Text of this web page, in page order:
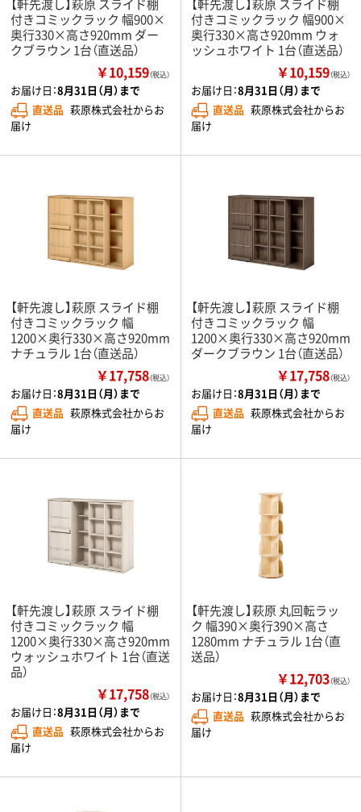
【軒先渡し】萩原 スライド棚
付きコミックラック 幅900×
奥行330×高さ920mm ダー
クブラウン 1台（直送品）
￥10,159（税込）
お届け日：8月31日（月）まで
直送品 萩原株式会社からお
届け
【軒先渡し】萩原 スライド棚
付きコミックラック 幅900×
奥行330×高さ920mm ウォ
ッシュホワイト 1台（直送品）
￥10,159（税込）
お届け日：8月31日（月）まで
直送品 萩原株式会社からお
届け
【軒先渡し】萩原 スライド棚
付きコミックラック 幅
1200×奥行330×高さ920mm
ナチュラル 1台（直送品）
￥17,758（税込）
お届け日：8月31日（月）まで
直送品 萩原株式会社からお
届け
【軒先渡し】萩原 スライド棚
付きコミックラック 幅
1200×奥行330×高さ920mm
ダークブラウン 1台（直送品）
￥17,758（税込）
お届け日：8月31日（月）まで
直送品 萩原株式会社からお
届け
【軒先渡し】萩原 スライド棚
付きコミックラック 幅
1200×奥行330×高さ920mm
ウォッシュホワイト 1台（直送
品）
￥17,758（税込）
お届け日：8月31日（月）まで
直送品 萩原株式会社からお
届け
【軒先渡し】萩原 丸回転ラッ
ク 幅390×奥行390×高さ
1280mm ナチュラル 1台（直
送品）
￥12,703（税込）
お届け日：8月31日（月）まで
直送品 萩原株式会社からお
届け